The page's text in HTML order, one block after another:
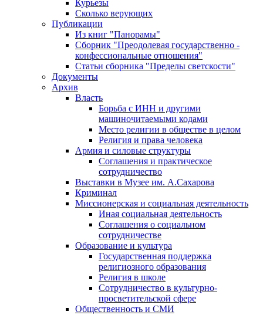
Курьезы
Сколько верующих
Публикации
Из книг "Панорамы"
Сборник "Преодолевая государственно -
конфессиональные отношения"
Статьи сборника "Пределы светскости"
Документы
Архив
Власть
Борьба с ИНН и другими
машиночитаемыми кодами
Место религии в обществе в целом
Религия и права человека
Армия и силовые структуры
Соглашения и практическое
сотрудничество
Выставки в Музее им. А.Сахарова
Криминал
Миссионерская и социальная деятельность
Иная социальная деятельность
Соглашения о социальном
сотрудничестве
Образование и культура
Государственная поддержка
религиозного образования
Религия в школе
Сотрудничество в культурно-
просветительской сфере
Общественность и СМИ